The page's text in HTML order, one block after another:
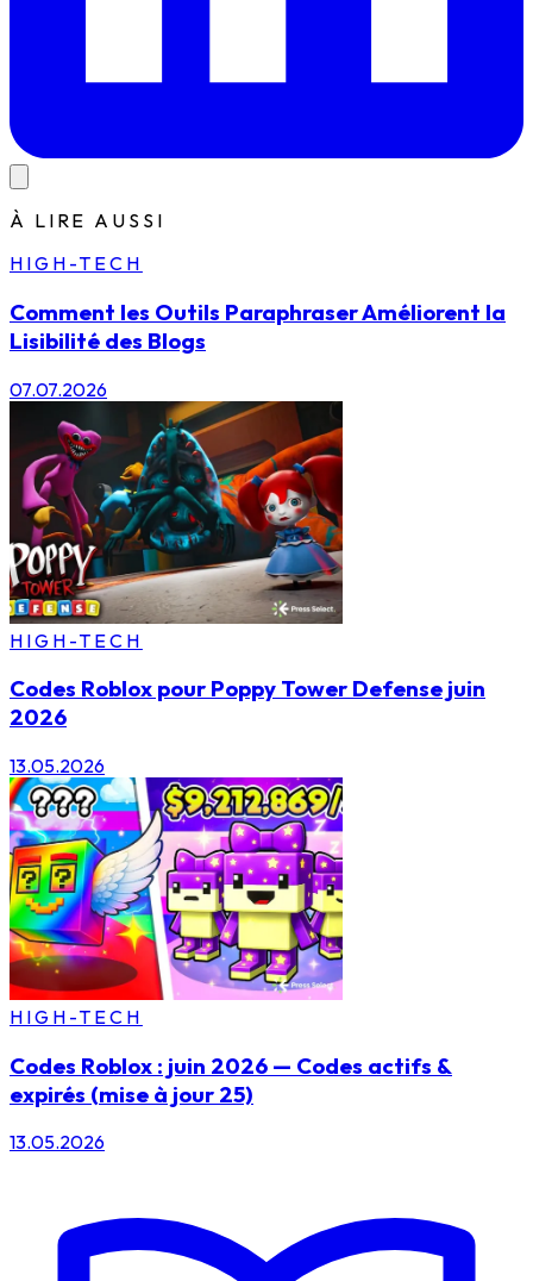
À LIRE AUSSI
HIGH-TECH
Comment les Outils Paraphraser Améliorent la
Lisibilité des Blogs
07.07.2026
HIGH-TECH
Codes Roblox pour Poppy Tower Defense juin
2026
13.05.2026
HIGH-TECH
Codes Roblox : juin 2026 — Codes actifs &
expirés (mise à jour 25)
13.05.2026